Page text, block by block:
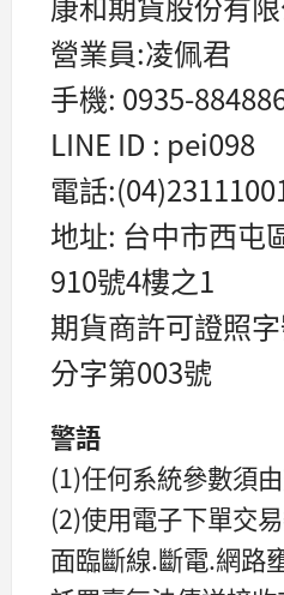
營業員:凌佩君
手機: 0935-
LINE ID : pei098
電話
地址: 台中市西屯
910號4樓之1
期貨商許可證照
分字第003號
警語
(1)任何系統參數須
(2)使用電子下單交
面臨斷線.斷電.網路